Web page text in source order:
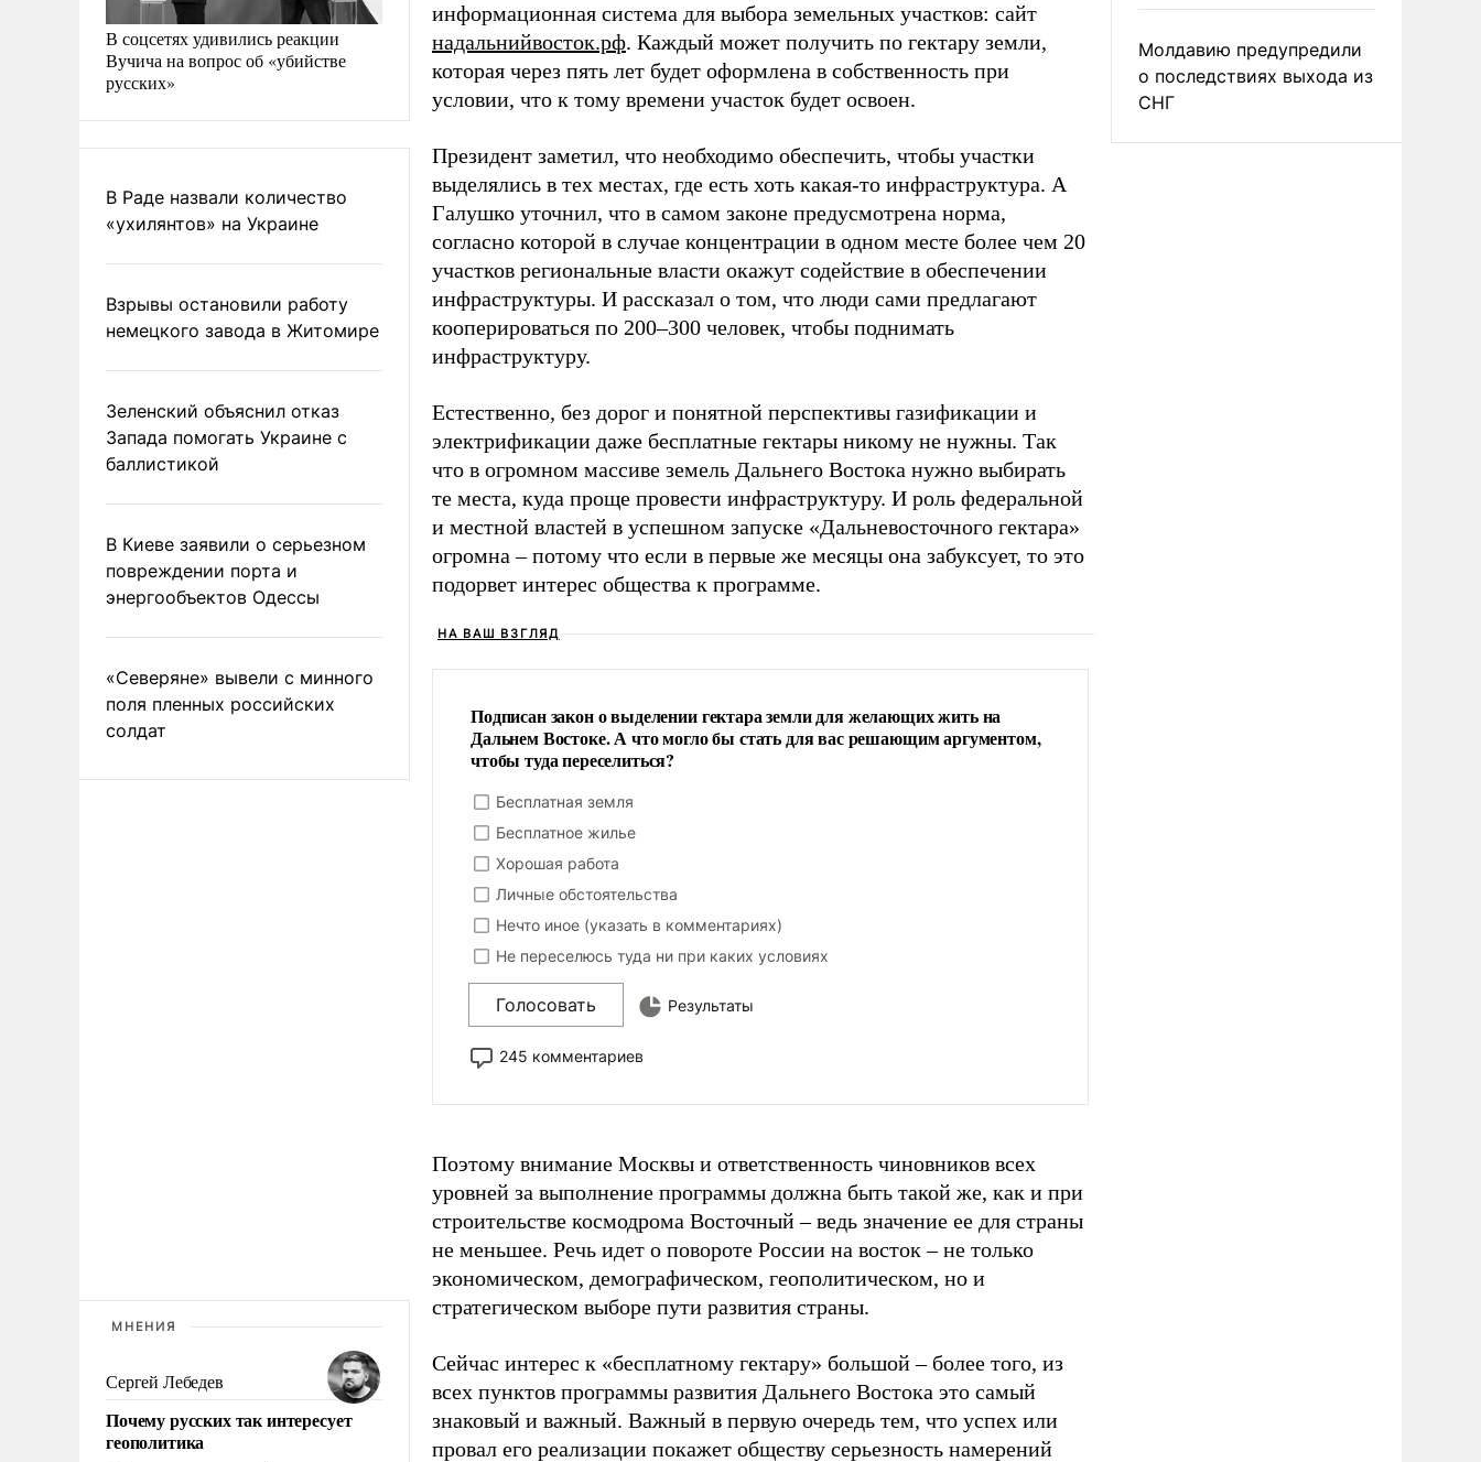
В соцсетях удивились реакции
Вучича на вопрос об «убийстве
русских»
В Раде назвали количество
«ухилянтов» на Украине
Взрывы остановили работу
немецкого завода в Житомире
Зеленский объяснил отказ
Запада помогать Украине с
баллистикой
В Киеве заявили о серьезном
повреждении порта и
энергообъектов Одессы
«Северяне» вывели с минного
поля пленных российских
солдат
МНЕНИЯ
Сергей Лебедев
Почему русских так интересует
геополитика
информационная система для выбора земельных участков: сайт
надальнийвосток.рф. Каждый может получить по гектару земли,
которая через пять лет будет оформлена в собственность при
условии, что к тому времени участок будет освоен.
Президент заметил, что необходимо обеспечить, чтобы участки
выделялись в тех местах, где есть хоть какая-то инфраструктура. А
Галушко уточнил, что в самом законе предусмотрена норма,
согласно которой в случае концентрации в одном месте более чем 20
участков региональные власти окажут содействие в обеспечении
инфраструктуры. И рассказал о том, что люди сами предлагают
кооперироваться по 200–300 человек, чтобы поднимать
инфраструктуру.
Естественно, без дорог и понятной перспективы газификации и
электрификации даже бесплатные гектары никому не нужны. Так
что в огромном массиве земель Дальнего Востока нужно выбирать
те места, куда проще провести инфраструктуру. И роль федеральной
и местной властей в успешном запуске «Дальневосточного гектара»
огромна – потому что если в первые же месяцы она забуксует, то это
подорвет интерес общества к программе.
НА ВАШ ВЗГЛЯД
Подписан закон о выделении гектара земли для желающих жить на
Дальнем Востоке. А что могло бы стать для вас решающим аргументом,
чтобы туда переселиться?
Бесплатная земля
Бесплатное жилье
Хорошая работа
Личные обстоятельства
Нечто иное (указать в комментариях)
Не переселюсь туда ни при каких условиях
Голосовать Результаты
245 комментариев
Поэтому внимание Москвы и ответственность чиновников всех
уровней за выполнение программы должна быть такой же, как и при
строительстве космодрома Восточный – ведь значение ее для страны
не меньшее. Речь идет о повороте России на восток – не только
экономическом, демографическом, геополитическом, но и
стратегическом выборе пути развития страны.
Сейчас интерес к «бесплатному гектару» большой – более того, из
всех пунктов программы развития Дальнего Востока это самый
знаковый и важный. Важный в первую очередь тем, что успех или
провал его реализации покажет обществу серьезность намерений
Молдавию предупредили
о последствиях выхода из
СНГ